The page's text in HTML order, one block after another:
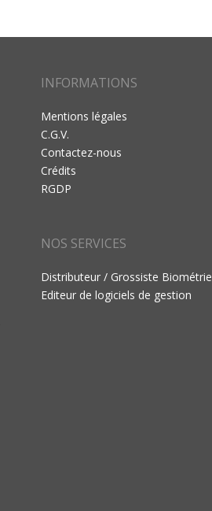
INFORMATIONS
Mentions légales
C.G.V.
Contactez-nous
Crédits
RGDP
NOS SERVICES
Distributeur / Grossiste Biométrie
Editeur de logiciels de gestion